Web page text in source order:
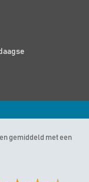
gemiddeld met een